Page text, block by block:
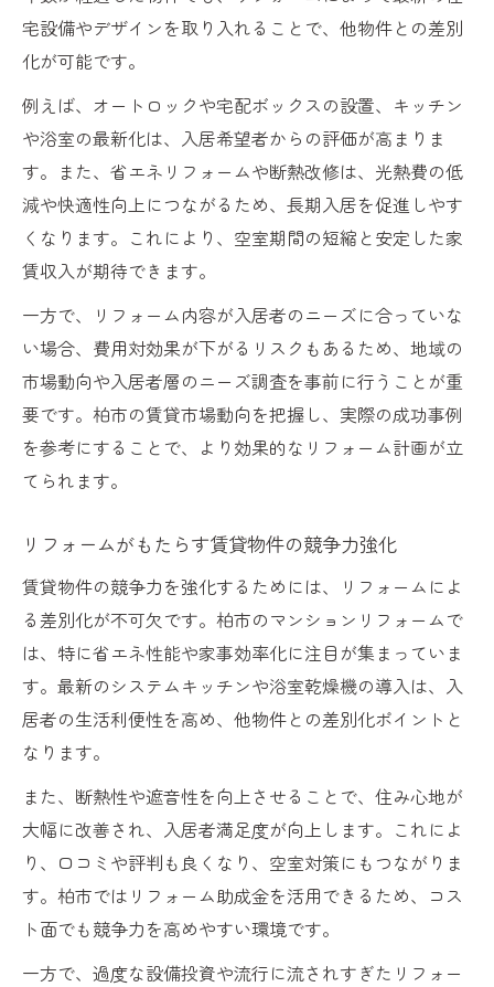
宅設備やデザインを取り入れることで、他物件との差別
化が可能です。
例えば、オートロックや宅配ボックスの設置、キッチン
や浴室の最新化は、入居希望者からの評価が高まりま
す。また、省エネリフォームや断熱改修は、光熱費の低
減や快適性向上につながるため、長期入居を促進しやす
くなります。これにより、空室期間の短縮と安定した家
賃収入が期待できます。
一方で、リフォーム内容が入居者のニーズに合っていな
い場合、費用対効果が下がるリスクもあるため、地域の
市場動向や入居者層のニーズ調査を事前に行うことが重
要です。柏市の賃貸市場動向を把握し、実際の成功事例
を参考にすることで、より効果的なリフォーム計画が立
てられます。
リフォームがもたらす賃貸物件の競争力強化
賃貸物件の競争力を強化するためには、リフォームによ
る差別化が不可欠です。柏市のマンションリフォームで
は、特に省エネ性能や家事効率化に注目が集まっていま
す。最新のシステムキッチンや浴室乾燥機の導入は、入
居者の生活利便性を高め、他物件との差別化ポイントと
なります。
また、断熱性や遮音性を向上させることで、住み心地が
大幅に改善され、入居者満足度が向上します。これによ
り、口コミや評判も良くなり、空室対策にもつながりま
す。柏市ではリフォーム助成金を活用できるため、コス
ト面でも競争力を高めやすい環境です。
一方で、過度な設備投資や流行に流されすぎたリフォー